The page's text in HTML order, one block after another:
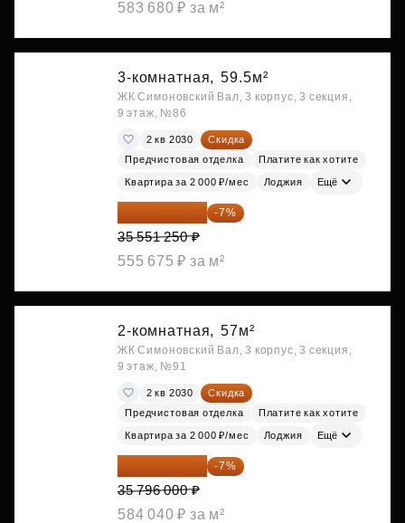
583 680 ₽ за м²
3-комнатная, 59.5м²
ЖК Симоновский Вал, 3 корпус, 3 секция,
9 этаж, №86
2 кв 2030
Скидка
Предчистовая отделка
Платите как хотите
Квартира за 2 000 ₽/мес Лоджия Ещё
33 062 663 ₽ -7%
35 551 250 ₽
555 675 ₽ за м²
2-комнатная, 57м²
ЖК Симоновский Вал, 3 корпус, 3 секция,
9 этаж, №91
2 кв 2030
Скидка
Предчистовая отделка
Платите как хотите
Квартира за 2 000 ₽/мес Лоджия Ещё
33 290 280 ₽ -7%
35 796 000 ₽
584 040 ₽ за м²